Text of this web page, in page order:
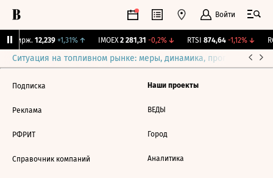
Войти
Бирж. 12,239 +1,31%↑ IMOEX 2 281,31 -0,2%↓ RTSI 874,64 -1,12%↓
Ситуация на топливном рынке: меры, динамика, прогнозы
Подписка
Реклама
РФРИТ
Справочник компаний
Наши проекты
ВЕДЫ
Город
Аналитика